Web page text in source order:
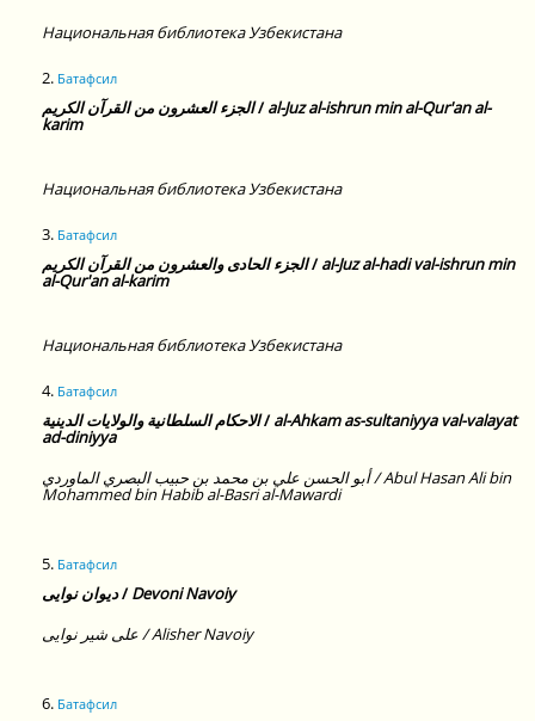
Национальная библиотека Узбекистана
2. Батафсил
الجزء العشرون من القرآن الكريم/al-Juz al-ishrun min al-Qur'an al-
karim
Национальная библиотека Узбекистана
3. Батафсил
الجزء الحادى والعشرون من القرآن الكريم/al-Juz al-hadi val-ishrun min
al-Qur'an al-karim
Национальная библиотека Узбекистана
4. Батафсил
الاحكام السلطانية والولايات الدينية/al-Ahkam as-sultaniyya val-valayat
ad-diniyya
أبو الحسن علي بن محمد بن حبيب البصري الماوردي‎‎ / Abul Hasan Ali bin
Mohammed bin Habib al-Basri al-Mawardi
5. Батафсил
ديوان نوايى/Devoni Navoiy
على شير نوايى / Alisher Navoiy
6. Батафсил